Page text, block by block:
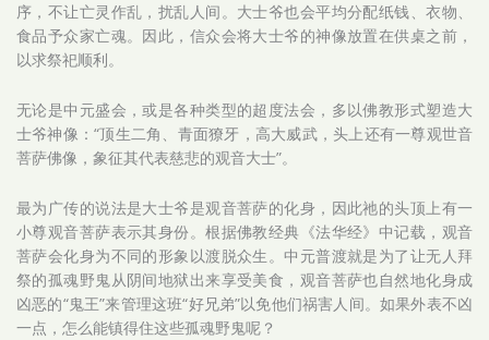
序，不让亡灵作乱，扰乱人间。大士爷也会平均分配纸钱、衣物、
食品予众家亡魂。因此，信众会将大士爷的神像放置在供桌之前，
以求祭祀顺利。
无论是中元盛会，或是各种类型的超度法会，多以佛教形式塑造大
士爷神像：“顶生二角、青面獠牙，高大威武，头上还有一尊观世音
菩萨佛像，象征其代表慈悲的观音大士”。
最为广传的说法是大士爷是观音菩萨的化身，因此祂的头顶上有一
小尊观音菩萨表示其身份。根据佛教经典《法华经》中记载，观音
菩萨会化身为不同的形象以渡脱众生。中元普渡就是为了让无人拜
祭的孤魂野鬼从阴间地狱出来享受美食，观音菩萨也自然地化身成
凶恶的“鬼王”来管理这班“好兄弟”以免他们祸害人间。如果外表不凶
一点，怎么能镇得住这些孤魂野鬼呢？